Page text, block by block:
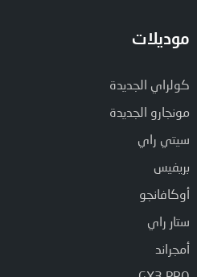
موديلات
كولراي الجديدة
مونجارو الجديدة
سيتي راي
بريفيس
أوكافانجو
ستار راي
أمجراند